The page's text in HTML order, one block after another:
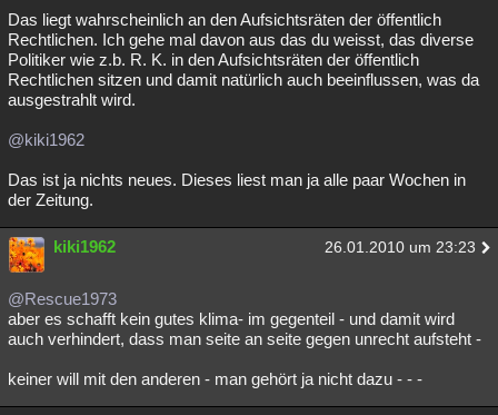
Das liegt wahrscheinlich an den Aufsichtsräten der öffentlich
Rechtlichen. Ich gehe mal davon aus das du weisst, das diverse
Politiker wie z.b. R. K. in den Aufsichtsräten der öffentlich
Rechtlichen sitzen und damit natürlich auch beeinflussen, was da
ausgestrahlt wird.
@kiki1962
Das ist ja nichts neues. Dieses liest man ja alle paar Wochen in
der Zeitung.
kiki1962 26.01.2010 um 23:23
@Rescue1973
aber es schafft kein gutes klima- im gegenteil - und damit wird
auch verhindert, dass man seite an seite gegen unrecht aufsteht -
keiner will mit den anderen - man gehört ja nicht dazu - - -